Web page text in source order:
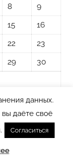
8
9
15
16
22
23
29
30
данных.
вы даёте своё
Согласиться